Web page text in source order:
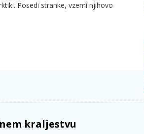
Posedi stranke, vzemi njihovo
kraljestvu